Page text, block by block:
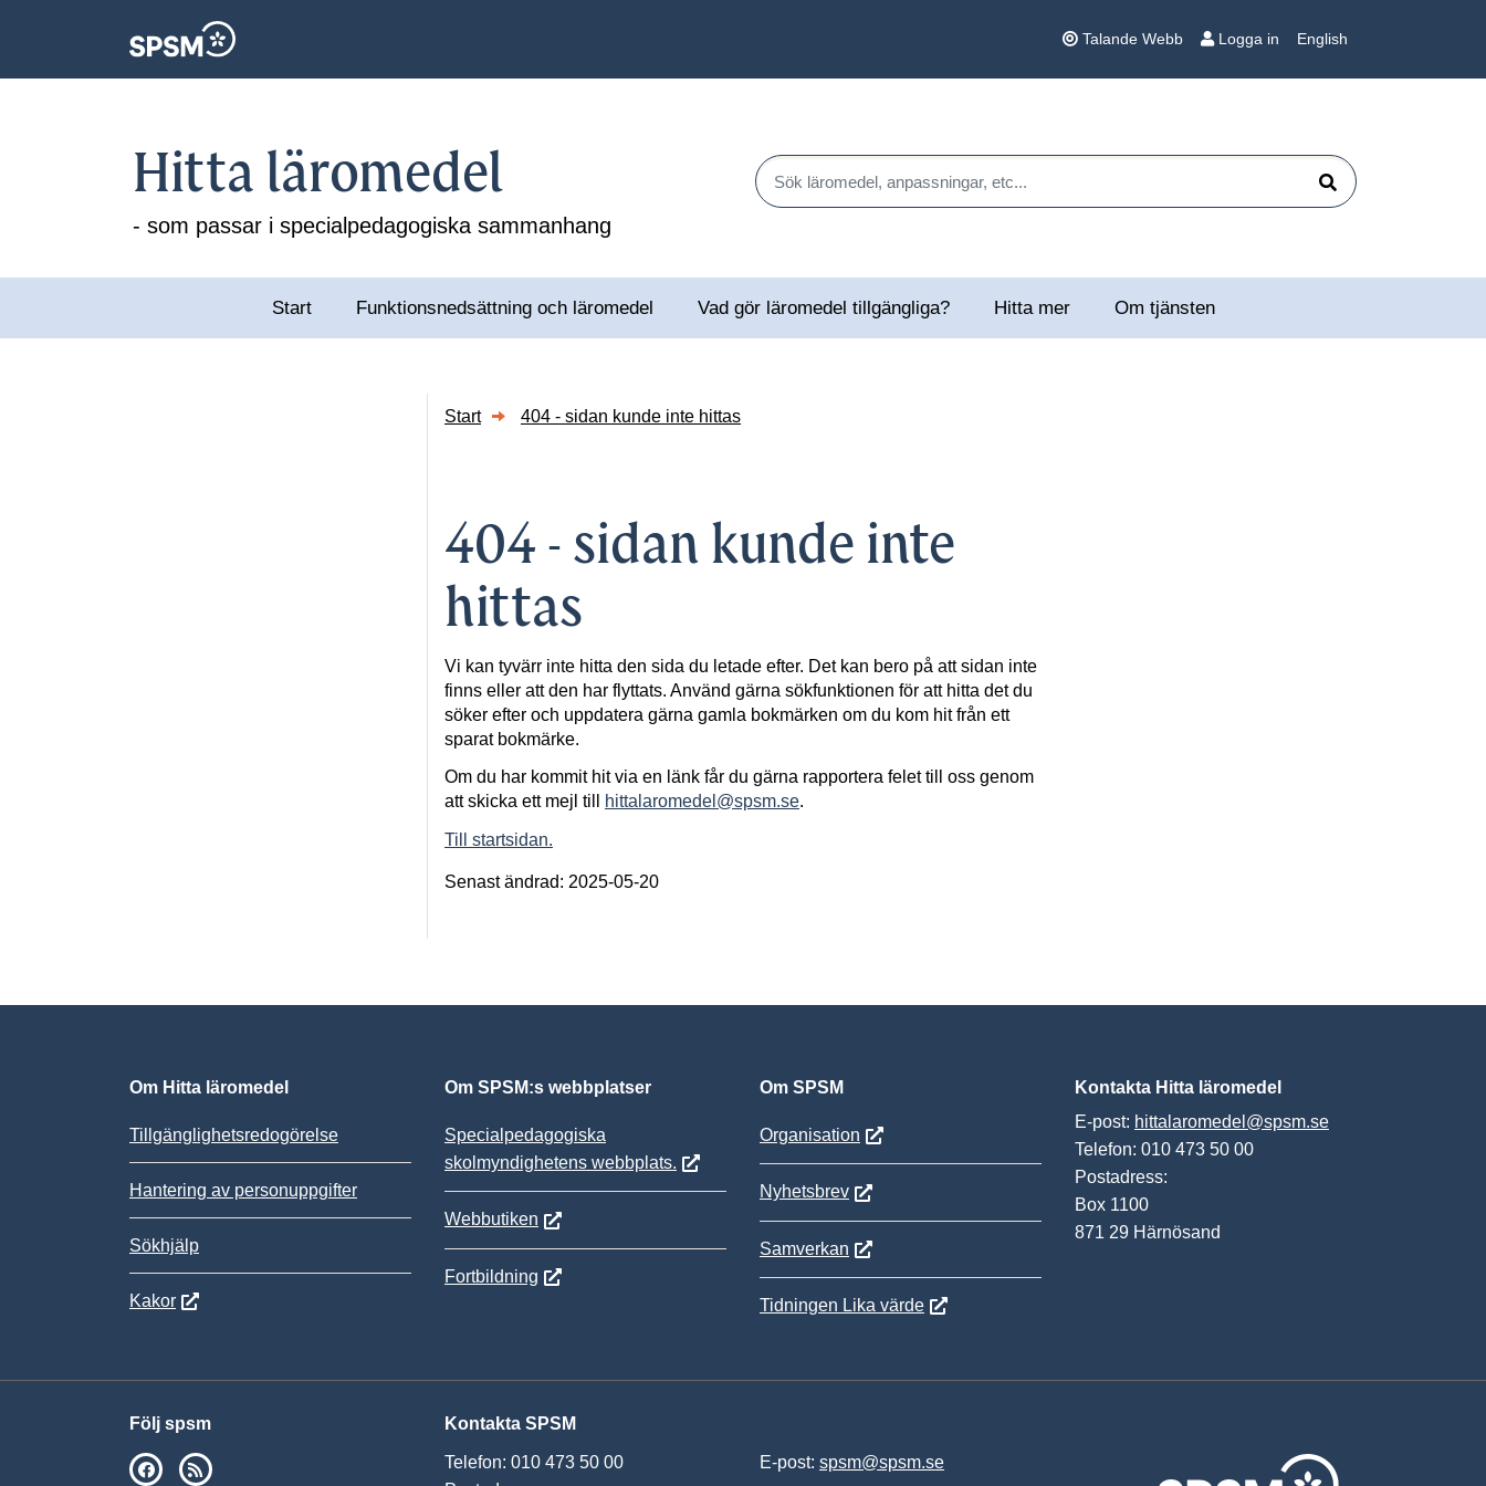
Talande Webb Logga in English
Hitta läromedel
- som passar i specialpedagogiska sammanhang
Sök läromedel, anpassningar, etc...
Sök
Start Funktionsnedsättning och läromedel Vad gör läromedel tillgängliga? Hitta mer Om tjänsten
Start 404 - sidan kunde inte hittas
404 - sidan kunde inte
hittas
Vi kan tyvärr inte hitta den sida du letade efter. Det kan bero på att sidan inte
finns eller att den har flyttats. Använd gärna sökfunktionen för att hitta det du
söker efter och uppdatera gärna gamla bokmärken om du kom hit från ett
sparat bokmärke.
Om du har kommit hit via en länk får du gärna rapportera felet till oss genom
att skicka ett mejl till
hittalaromedel@spsm.se.
Till startsidan.
Senast ändrad: 2025-05-20
Om Hitta läromedel
Tillgänglighetsredogörelse
Hantering av personuppgifter
Sökhjälp
Kakor
Om SPSM:s webbplatser
Specialpedagogiska
skolmyndighetens webbplats.
Webbutiken
Fortbildning
Om SPSM
Organisation
Nyhetsbrev
Samverkan
Tidningen Lika värde
Kontakta Hitta läromedel
E-post: hittalaromedel@spsm.se
Telefon: 010 473 50 00
Postadress:
Box 1100
871 29 Härnösand
Följ spsm
SPSM på Facebook
Kontakta SPSM
Telefon: 010 473 50 00
E-post: spsm@spsm.se